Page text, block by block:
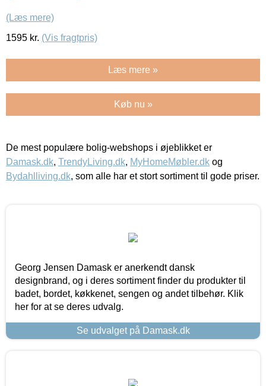
(Læs mere)
1595 kr. (Vis fragtpris)
Læs mere »
Køb nu »
De mest populære bolig-webshops i øjeblikket er
Damask.dk, TrendyLiving.dk, MyHomeMøbler.dk og
Bydahlliving.dk, som alle har et stort sortiment til gode priser.
Georg Jensen Damask er anerkendt dansk
designbrand, og i deres sortiment finder du produkter til
badet, bordet, køkkenet, sengen og andet tilbehør. Klik
her for at se deres udvalg.
Se udvalget på Damask.dk